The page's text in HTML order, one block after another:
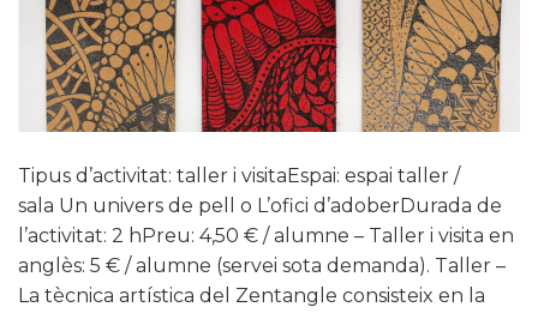
Tipus d’activitat: taller i visitaEspai: espai taller /
sala Un univers de pell o L’ofici d’adoberDurada de
l’activitat: 2 hPreu: 4,50 € / alumne – Taller i visita en
anglès: 5 € / alumne (servei sota demanda). Taller –
La tècnica artística del Zentangle consisteix en la